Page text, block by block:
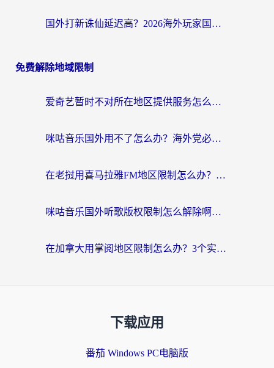
国外打新诛仙延迟高？2026海外玩家国服游戏加速器终极指南（附天龙八部闪耀暖暖实测）
免费解除地域限制
爱奇艺暂时不对所在地区提供服务怎么办？海外党亲测有效的追剧解决方案
咪咕音乐国外用不了怎么办？海外党必备的国内内容访问全攻略
在老挝用喜马拉雅FM地区限制怎么办？海外党亲测有效的回国加速方案
咪咕音乐国外听歌版权限制怎么解除啊？海外党亲测有效的回国加速方案
在加拿大用掌阅地区限制怎么办？3个实用技巧帮你轻松解决（附海外华人必备工具）
下载应用
番茄 Windows PC电脑版